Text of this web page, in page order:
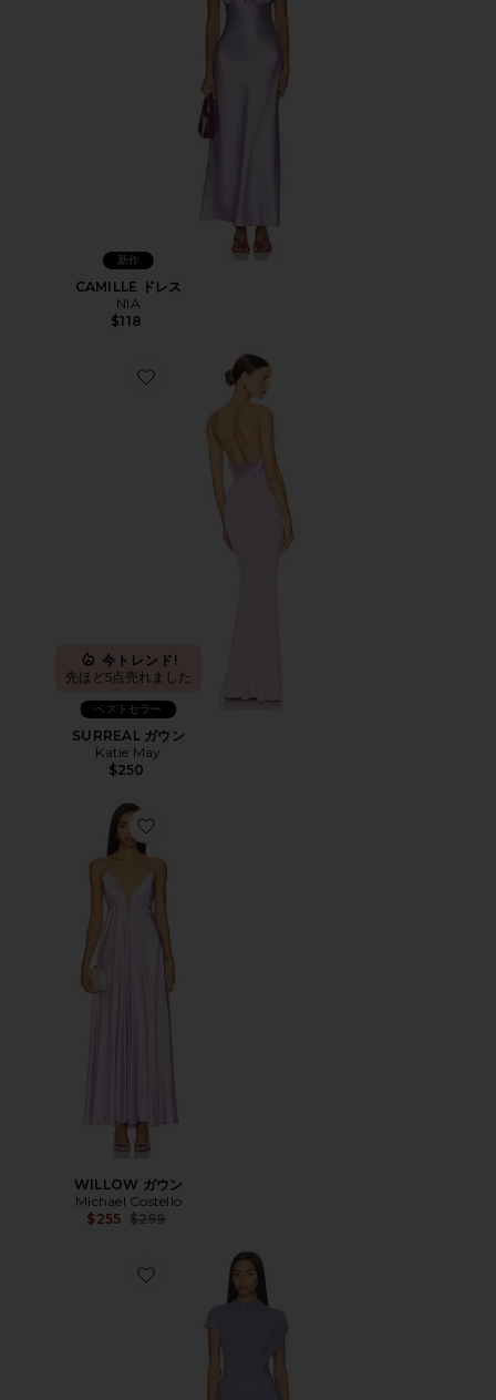
新作
CAMILLE ドレス
NIA
$118
Favorite SURREAL ガウン
今トレンド!
先ほど5点売れました
ベストセラー
SURREAL ガウン
Katie May
$250
Favorite WILLOW ガウン
WILLOW ガウン
Michael Costello
$255 Previous price:
$299
Favorite ALINA ドレス